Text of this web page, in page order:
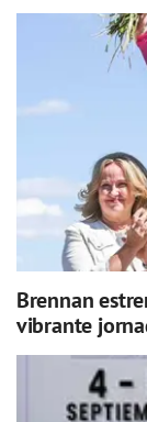
Brennan
vibrante